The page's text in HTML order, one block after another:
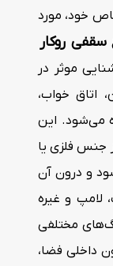
خود، مورد
سقفی روکار
موثر در
اتاق خواب،
می‌شود. این
جنس فلزی یا
و درون آن
لامپ و غیره
مختلفی
داخلی فضا،